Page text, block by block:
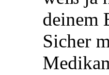
deinem
Sicher